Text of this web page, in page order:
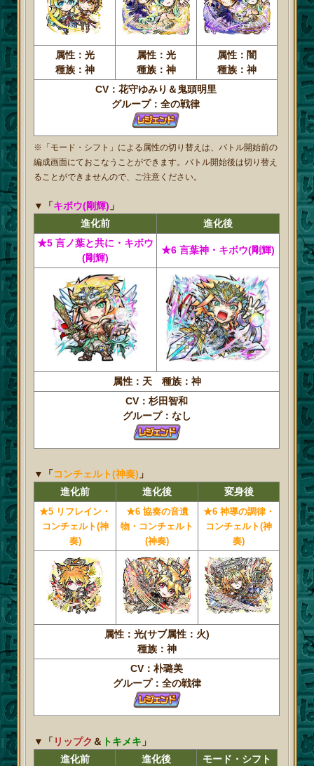
属性：光
種族：神
属性：光
種族：神
属性：闇
種族：神
CV：花守ゆみり＆鬼頭明里
グループ：全の戦律
※「モード・シフト」による属性の切り替えは、バトル開始前の
編成画面にておこなうことができます。バトル開始後は切り替え
ることができませんので、ご注意ください。
▼「キボウ(剛輝) 」
進化前
進化後
★5 言ノ葉と共に・キボウ
(剛輝)
★6 言葉神・キボウ(剛輝)
属性：天 種族：神
CV：杉田智和
グループ：なし
▼「コンチェルト(神奏) 」
進化前
進化後 変身後
★5 リフレイン・
コンチェルト(神
奏)
★6 協奏の音遺
物・コンチェルト
(神奏)
★6 神導の調律・
コンチェルト(神
奏)
属性：光(サブ属性：火)
種族：神
CV：朴璐美
グループ：全の戦律
▼「 リップク ＆ トキメキ 」
進化前
進化後 モード・シフト